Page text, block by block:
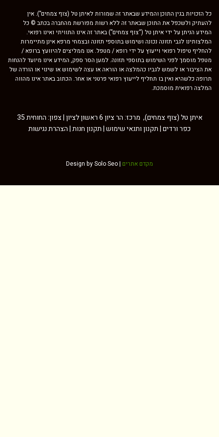
בגין התוכן והמידע שבאתר זה שמורות לאיתן טל (צוף צמחים”). אין
ולשכפל את התוכן שבאתר זה ללא רשות מפורשת מהחברה בכתב © כל
הניתן על ידי איתן טל (“צוף צמחים”) באתר זה אינו התוויתי ואינו רפואי.
לגבי תזונה נכונה ושימוש בתוספי תזונה ובצמחי מרפא אינן מתיימרות
טיפול רפואי וייעוץ על ידי רופא / מטפל. אנו ממליצים להיוועץ ברופא /
מוסמך לפני השימוש בתוספי תזונה. למען הסר ספק, המידע אינו מיועד להנחות
או לשמש לגביו כהמלצה או הוראה או עצה לשימוש או שינוי או הורדה של
כלשהיא ואין בו תחליף לייעוץ רפואי פרטני או אחר. הכתוב באתר אינו מהווה
רפואית מוסמכת.
איתן טל (צוף צמחים), מרכז: הר ציון 6 ראשון לציון | צפון: החוחית 35
כפר ורדים |תקנון ותנאי שימוש|תקנון חנות|הצהרת נגישות
Design by Solo Seo |מקדם אתרים